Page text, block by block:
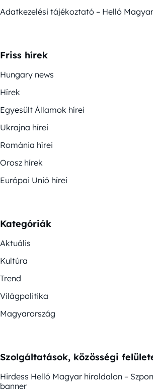
Adatkezelési tájékoztató – Helló Magyar
Friss hírek
Hungary news
Hírek
Egyesült Államok hírei
Ukrajna hírei
Románia hírei
Orosz hírek
Európai Unió hírei
Kategóriák
Aktuális
Kultúra
Trend
Világpolitika
Magyarország
Szolgáltatások, közösségi
Hirdess Helló Magyar híroldalon –
banner